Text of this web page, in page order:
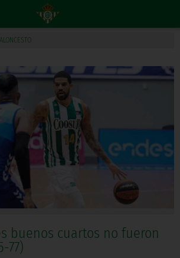
buenos cuartos no fueron
77)